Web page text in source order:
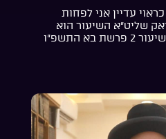
עדיין אני לפחות
שליט”א השיעור הוא
התשפ”ו